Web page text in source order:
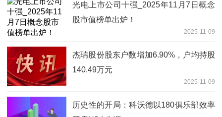
光电上市公司十强_2025年11月7日概念
股市值榜单出炉！
2025-11-09
杰瑞股份股东户数增加6.90%，户均持股
140.49万元
2025-11-09
历史性的开局：科沃德以180俱乐部效率